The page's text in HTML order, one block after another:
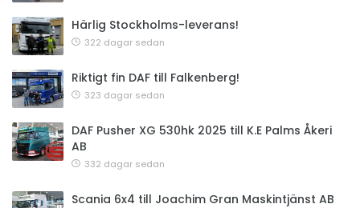
Härlig Stockholms-leverans!
322 dagar sedan
Riktigt fin DAF till Falkenberg!
323 dagar sedan
DAF Pusher XG 530hk 2025 till K.E Palms Åkeri
AB
332 dagar sedan
Scania 6x4 till Joachim Gran Maskintjänst AB